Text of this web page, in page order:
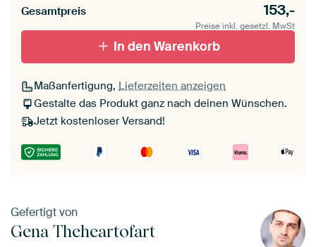
Gesamtpreis 153,-
Preise inkl. gesetzl. MwSt
In den Warenkorb
Maßanfertigung, Lieferzeiten anzeigen
Gestalte das Produkt ganz nach deinen Wünschen.
Jetzt kostenloser Versand!
Gefertigt von
Gena Theheartofart